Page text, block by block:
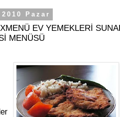
Pazar
EV YEMEKLERİ
MENÜSÜ